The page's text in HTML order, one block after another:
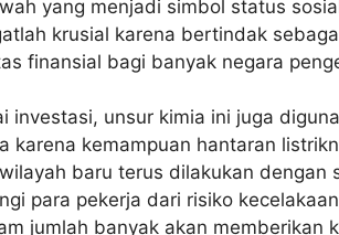
yang menjadi simbol status
krusial karena bertindak
finansial bagi banyak negara
investasi, unsur kimia ini juga
karena kemampuan hantaran
baru terus dilakukan dengan
para pekerja dari risiko
jumlah banyak akan memberikan